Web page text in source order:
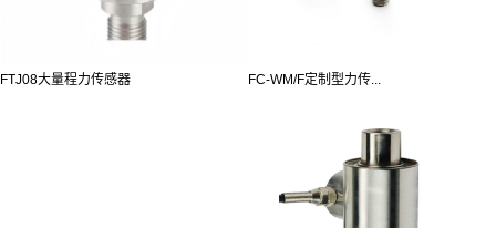
FTJ08大量程力传感器 FC-WM/F定制型力传...